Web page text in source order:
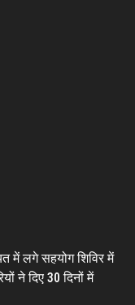
में लगे सहयोग शिविर में
ने दिए 30 दिनों में